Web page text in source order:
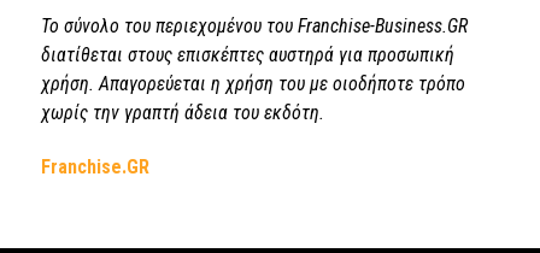
Το σύνολο του περιεχομένου του Franchise-Business.GR
διατίθεται στους επισκέπτες αυστηρά για προσωπική
χρήση. Απαγορεύεται η χρήση του με οιοδήποτε τρόπο
χωρίς την γραπτή άδεια του εκδότη.
Franchise.GR